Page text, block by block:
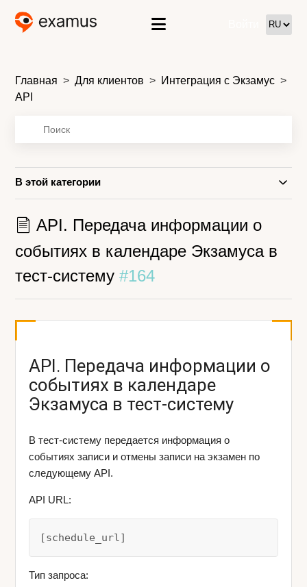
Главная Для клиентов
Интеграция с Экзамус
API
В этой категории
API. Передача информации о
событиях в календаре Экзамуса в
тест-систему#164
API. Передача информации о
событиях в календаре
Экзамуса в тест-систему
В тест-систему передается информация о
событиях записи и отмены записи на экзамен по
следующему API.
API URL:
[schedule_url]
Тип запроса: